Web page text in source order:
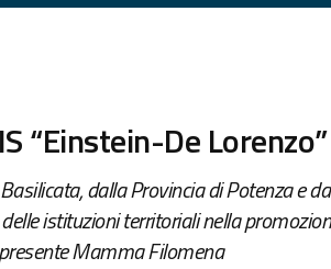
“Einstein-De Lorenzo”
dalla Provincia di Potenza e
istituzioni territoriali nella
Mamma Filomena